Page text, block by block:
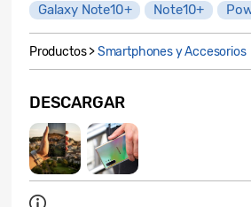
Galaxy Note10+
Note10+
Productos >Smartphones y Accesorios
DESCARGAR